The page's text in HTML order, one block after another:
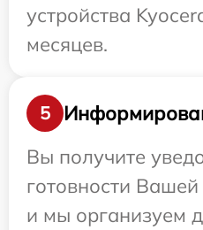
устройства
месяцев.
5
Вы получите
готовности
и мы организуем